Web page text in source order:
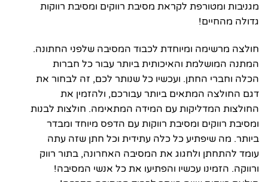
מגניבות ומטורפת לקראת מסיבת רווקים ומסיבת רווקות
גדולה מהחיים!
חולצה מרשימה ומיוחדת לכבוד המסיבה שלפני החתונה.
המתנה המושלמת והאיכותית ביותר עבור כל חברות
הכלה וחברי החתן. ועכשיו כל שנותר לכם, זה לבחור את
דגם החולצה המתאים ביותר עבורכם, ולהזמין את
החולצות המדליקות עם המידה המתאימה. חולצות לבנות
ומסיבת רווקים ומסיבת רווקות עם הדפס מיוחד ומבדר
ביותר. מה שיפתיע כל כלה עתידית וכל חתן שזה עתה
עומד להתחתן ולחגוג את המסיבה האחרונה, בתור רווק
ורווקה. הזמינו עכשיו והפתיעו את כל אנשי המסיבה!